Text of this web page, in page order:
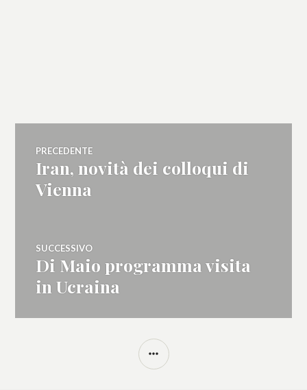
Navigazione
articoli
PRECEDENTE
Articolo
precedente:
Iran, novità dei colloqui di
Vienna
SUCCESSIVO
Articolo
successivo:
Di Maio programma visita
in Ucraina
BARRA